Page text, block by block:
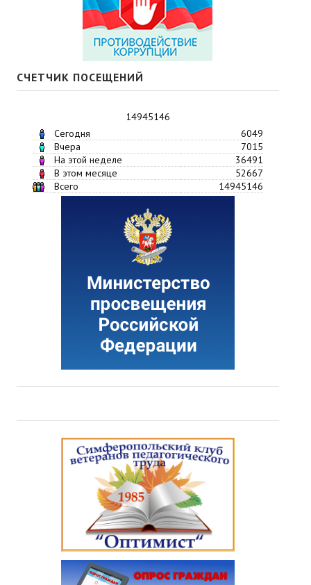
СЧЕТЧИК ПОСЕЩЕНИЙ
14945146
Сегодня
6049
Вчера
7015
На этой неделе
36491
В этом месяце
52667
Всего
14945146